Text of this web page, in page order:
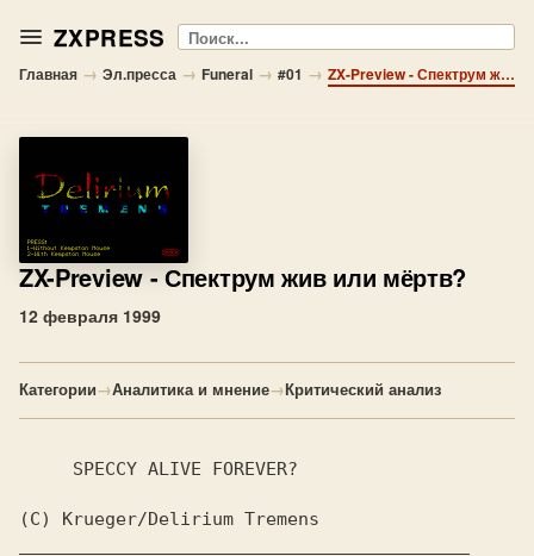
ZXPRESS Поиск
Главная → Эл.пресса → Funeral → #01 → ZX-Preview - Спектрум жив или мёртв?
ZX-Preview- Спектрум жив или мёртв?
12 февраля 1999
Категории→Аналитика и мнение→Критический анализ